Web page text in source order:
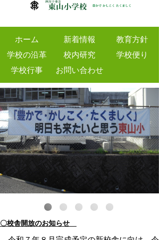
ホーム 新着情報
教育方針
学校の沿革
校内研究
学校便り
学校行事
お問い合わせ
〇校舎開放のお知らせ